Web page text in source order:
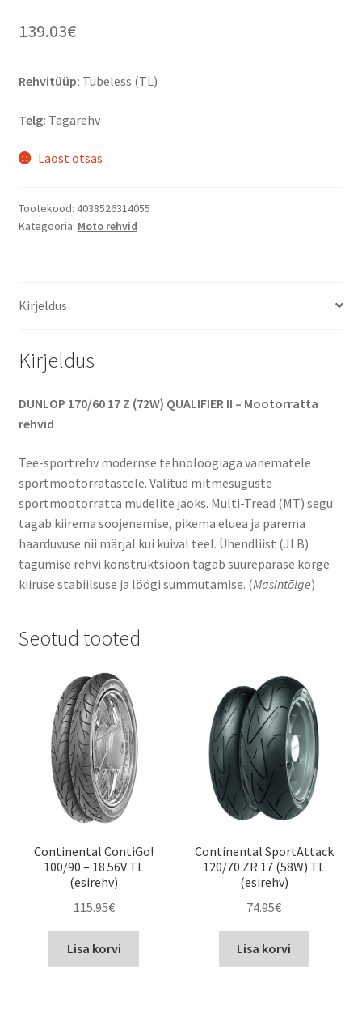
139.03€
Rehvitüüp: Tubeless (TL)
Telg: Tagarehv
Laost otsas
Tootekood: 4038526314055
Kategooria: Moto rehvid
Kirjeldus
Kirjeldus
DUNLOP 170/60 17 Z (72W) QUALIFIER II – Mootorratta
rehvid
Tee-sportrehv modernse tehnoloogiaga vanematele
sportmootorratastele. Valitud mitmesuguste
sportmootorratta mudelite jaoks. Multi-Tread (MT) segu
tagab kiirema soojenemise, pikema eluea ja parema
haarduvuse nii märjal kui kuival teel. Ühendliist (JLB)
tagumise rehvi konstruktsioon tagab suurepärase kõrge
kiiruse stabiilsuse ja löögi summutamise. (Masintõlge)
Seotud tooted
Continental ContiGo!
100/90 – 18 56V TL
(esirehv)
115.95€
Lisa korvi
Continental SportAttack
120/70 ZR 17 (58W) TL
(esirehv)
74.95€
Lisa korvi